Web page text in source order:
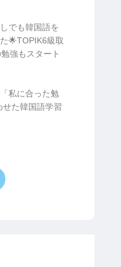
でも韓国語を
🌟TOPIK6級取
強もスタート
私に合った勉
た韓国語学習